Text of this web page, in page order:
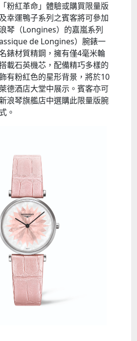
粉紅革命」體驗或購買限量版
幸運鴨子系列之賓客將可參加
琴（Longines）的嘉嵐系列
de Longines）腕錶一
錶材質精鋼，擁有僅4毫米輪
載石英機芯，配備精巧多樣的
有粉紅色的星形背景，將於10
德酒店大堂中展示。賓客亦可
浪琴旗艦店中選購此限量版腕
。